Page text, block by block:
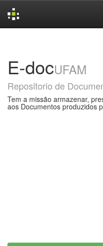
E-docUFAM
Repositorio de
Tem a missão armazenar,
aos Documentos produzidos